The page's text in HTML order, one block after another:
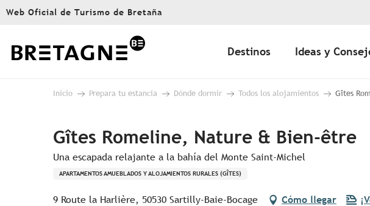
Aller
principal
Web Oficial de Turismo de Bretaña
Destinos Ideas y
Inicio Prepara tu estancia Dónde dormir Todos los alojamientos Gîtes
Gîtes Romeline, Nature & Bien-être
Una escapada relajante a la bahía del Monte Saint-Michel
APARTAMENTOS AMUEBLADOS Y ALOJAMIENTOS RURALES (GÎTES)
9 Route la Harlière, 50530 Sartilly-Baie-Bocage Cómo llegar